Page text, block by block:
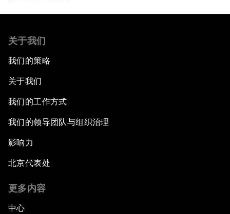
关于我们
我们的策略
关于我们
我们的工作方式
我们的领导团队与组织治理
影响力
北京代表处
更多内容
中心